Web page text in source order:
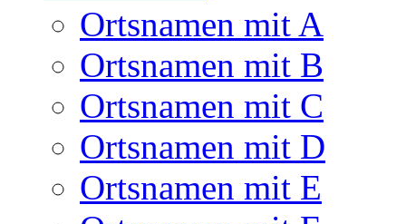
Ortsnamen mit A
Ortsnamen mit B
Ortsnamen mit C
Ortsnamen mit D
Ortsnamen mit E